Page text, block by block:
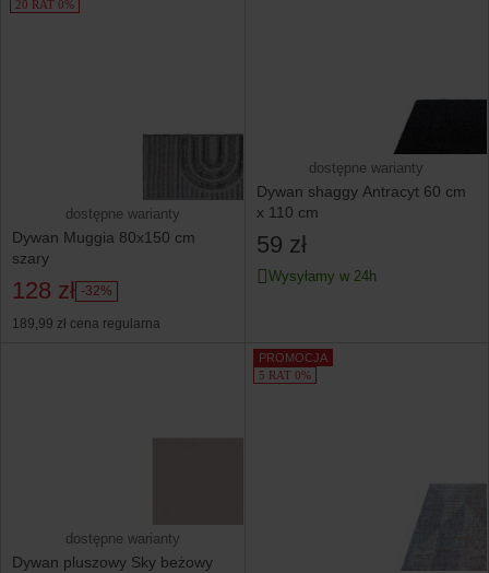
20 RAT 0%
dostępne warianty
Dywan Muggia 80x150 cm
szary
128 zł -32%
189,99 zł cena regularna
dostępne warianty
Dywan shaggy Antracyt 60 cm
x 110 cm
59 zł
Wysyłamy w 24h
dostępne warianty
Dywan pluszowy Sky beżowy
PROMOCJA
5 RAT 0%